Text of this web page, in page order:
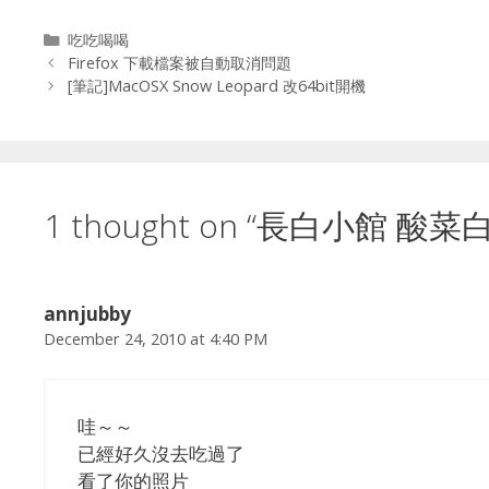
Categories
吃吃喝喝
Firefox 下載檔案被自動取消問題
[筆記]MacOSX Snow Leopard 改64bit開機
1 thought on “長白小館 酸菜
annjubby
December 24, 2010 at 4:40 PM
哇～～
已經好久沒去吃過了
看了你的照片